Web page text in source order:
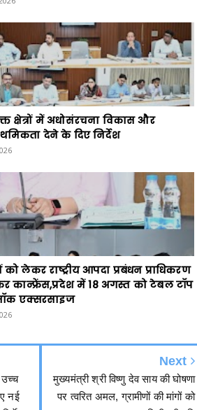
क्षेत्रों में अधोसंरचना विकास और
देने के दिए निर्देश
लेकर राष्ट्रीय आपदा प्रबंधन प्राधिकरण
कान्फ्रेंस,प्रदेश में 18 अगस्त को टेबल टॉप
एक्सरसाइज
नई
पर त्वरित अमल, ग्रामीणों की मांगों को
मिली स्वीकृति